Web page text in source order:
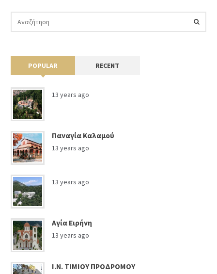
POPULAR RECENT
13 years ago
Παναγία Καλαμού
13 years ago
13 years ago
Αγία Ειρήνη
13 years ago
Ι.Ν. ΤΙΜΙΟΥ ΠΡΟΔΡΟΜΟΥ